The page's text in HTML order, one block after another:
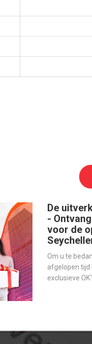
De
-
voor de
Om u te
afgelopen tijd
exclusieve